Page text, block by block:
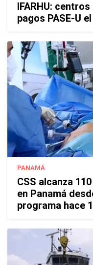
IFARHU:
pagos PASE-U
PANAMÁ
CSS alcanza
en Panamá
programa hace